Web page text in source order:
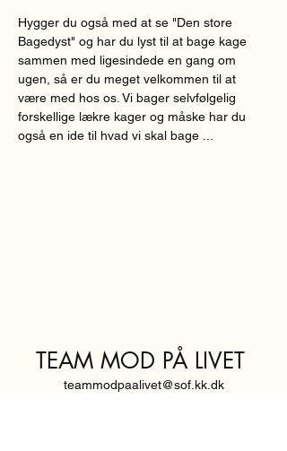
Hygger du også med at se "Den store
Bagedyst" og har du lyst til at bage kage
sammen med ligesindede en gang om
ugen, så er du meget velkommen til at
være med hos os. Vi bager selvfølgelig
forskellige lækre kager og måske har du
også en ide til hvad vi skal bage ...
TEAM MOD PÅ LIVET
teammodpaalivet@sof.kk.dk